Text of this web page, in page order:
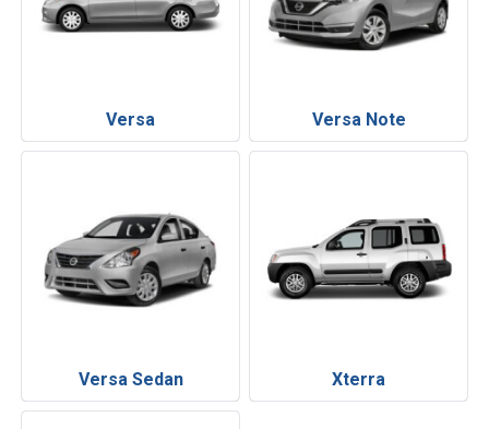
Versa Versa Note
Versa Sedan Xterra